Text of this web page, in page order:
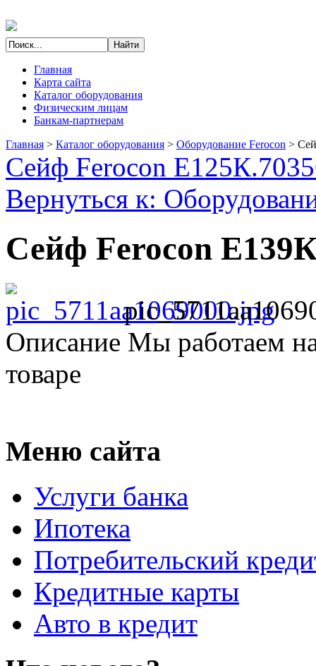
Главная
Карта сайта
Каталог оборудования
Физическим лицам
Банкам-партнерам
Главная > Каталог оборудования > Оборудование Ferocon >
Сейф Ferocon Е125К.7035
Вернуться к:
Сейф Ferocon
Описание Мы работаем
товаре
Меню сайта
Услуги банка
Ипотека
Потребительский
Кредитные карты
Авто в кредит